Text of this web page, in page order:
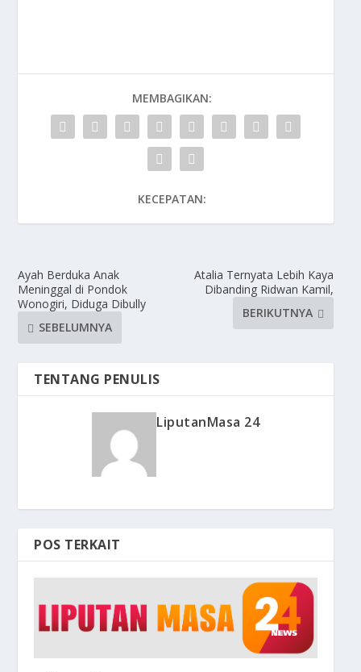
MEMBAGIKAN:
KECEPATAN:
Ayah Berduka Anak
Meninggal di Pondok
Wonogiri, Diduga Dibully
SEBELUMNYA
Atalia Ternyata Lebih Kaya
Dibanding Ridwan Kamil,
BERIKUTNYA
TENTANG PENULIS
LiputanMasa 24
POS TERKAIT